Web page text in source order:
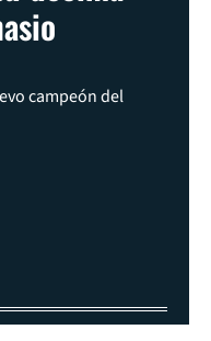
campeón del